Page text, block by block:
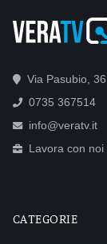
Via Pasubio,
0735 367514
info@veratv.it
Lavora con noi
CATEGORIE